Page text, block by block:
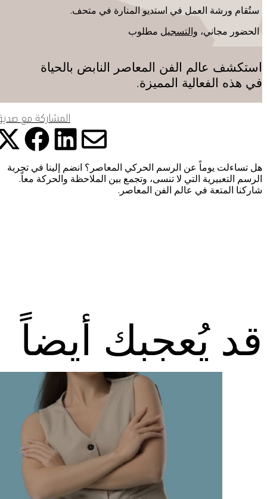
ستُقام ورشة العمل في استديو المنارة في متحف.
الحضور مجاني، والتسجيل مطلوب
استكشف عالم الفن المعاصر النابض بالحياة
في هذه الفعالية المميزة.
المشاركة مع
شارك هذه
شارك
هل تساءلت يوماً عن الرسم الحركي المعاصر؟ انضم إلينا في تجربة
الرسم التعبيرية التي لا تنسى، وتجمع بين الملاحظة والحركة معاً.
شاركنا المتعة في عالم الفن المعاصر.
قد يُعجبك أيضاً
التعلم
موسوعة متحف
المتجر الإلكتروني
من نحن
سهولة الوصول والحركة
الشروط والأحكام
سياسة ملفات تعريف الارتباط
المتعلقة بالإعلانات. ويستخدم هذا لقياس أداء الإعلانات وإتاحة فوترتها.
الصلة عن العمل بشكل صحيح. يمكنك تغيير تفضيلاتك في أي وقت
اعرف المزيد
موافقة حفظ الإعدادات